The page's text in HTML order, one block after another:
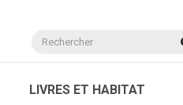
LIVRES ET HABITAT